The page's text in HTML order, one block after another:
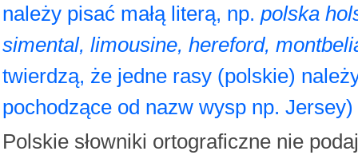
należy pisać małą literą, np. polska
simental, limousine, hereford,
twierdzą, że jedne rasy (polskie)
pochodzące od nazw wysp np.
Polskie słowniki ortograficzne nie